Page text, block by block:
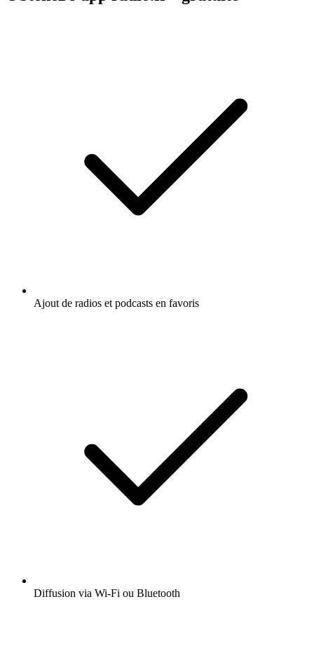
Ajout de radios et podcasts en favoris
Diffusion via Wi-Fi ou Bluetooth